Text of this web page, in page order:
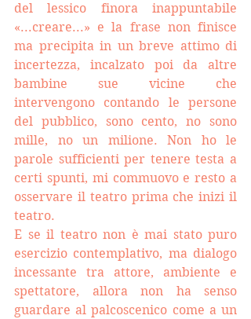
del lessico finora inappuntabile
«...creare...» e la frase non finisce
ma precipita in un breve attimo di
incertezza, incalzato poi da altre
bambine sue vicine che
intervengono contando le persone
del pubblico, sono cento, no sono
mille, no un milione. Non ho le
parole sufficienti per tenere testa a
certi spunti, mi commuovo e resto a
osservare il teatro prima che inizi il
teatro.
E se il teatro non è mai stato puro
esercizio contemplativo, ma dialogo
incessante tra attore, ambiente e
spettatore, allora non ha senso
guardare al palcoscenico come a un